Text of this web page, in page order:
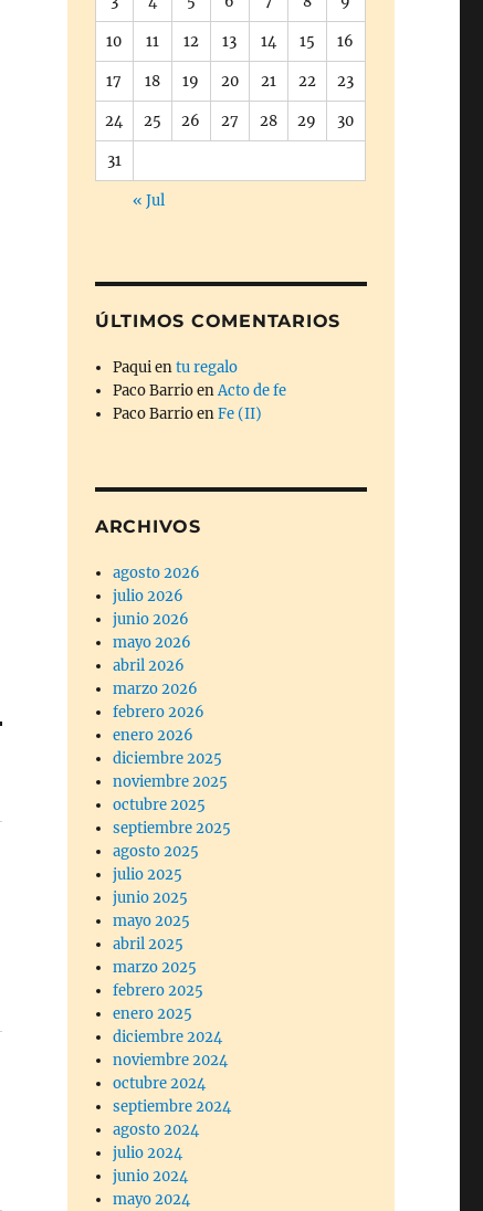
10 11 12 13 14 15 16
17 18 19 20 21 22 23
24 25 26 27 28 29 30
31
« Jul
ÚLTIMOS COMENTARIOS
Paquientu regalo
Paco BarrioenActo de fe
Paco BarrioenFe (II)
ARCHIVOS
agosto 2026
julio 2026
junio 2026
mayo 2026
abril 2026
marzo 2026
febrero 2026
enero 2026
diciembre 2025
noviembre 2025
octubre 2025
septiembre 2025
agosto 2025
julio 2025
junio 2025
mayo 2025
abril 2025
marzo 2025
febrero 2025
enero 2025
diciembre 2024
noviembre 2024
octubre 2024
septiembre 2024
agosto 2024
julio 2024
junio 2024
mayo 2024